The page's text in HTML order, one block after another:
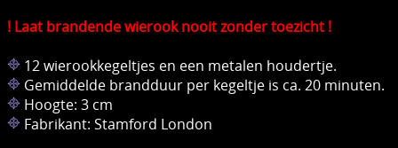
! Laat brandende wierook nooit zonder toezicht !
12 wierookkegeltjes en een metalen houdertje.
Gemiddelde brandduur per kegeltje is ca. 20 minuten.
Hoogte: 3 cm
Fabrikant: Stamford London